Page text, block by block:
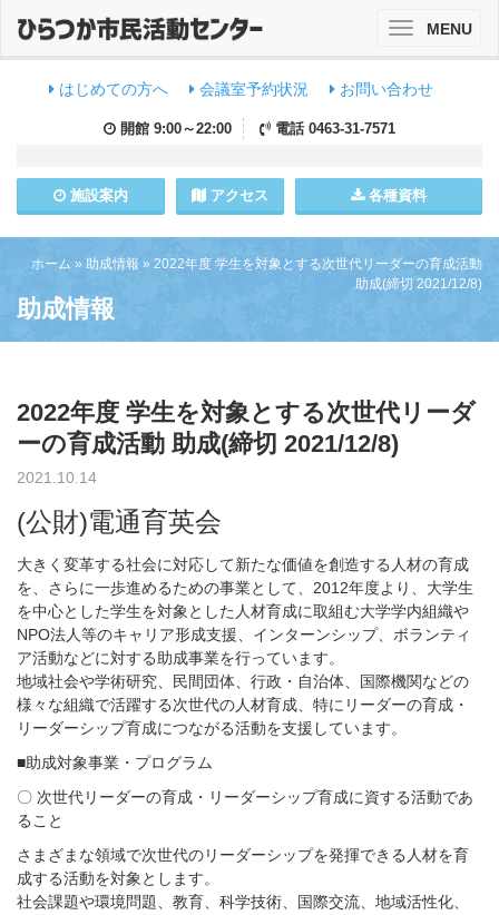
はじめての方へ 会議室予約状況 お問い合わせ
開館 9:00～22:00 電話 0463-31-7571
施設案内 アクセス 各種資料
ToggleMENU
ホーム » 助成情報 » 2022年度 学生を対象とする次世代リーダーの育成活動
助成(締切 2021/12/8)
助成情報
2022年度 学生を対象とする次世代リーダ
ーの育成活動 助成(締切 2021/12/8)
2021.10.14
(公財)電通育英会
大きく変革する社会に対応して新たな価値を創造する人材の育成
を、さらに一歩進めるための事業として、2012年度より、大学生
を中心とした学生を対象とした人材育成に取組む大学学内組織や
NPO法人等のキャリア形成支援、インターンシップ、ボランティ
ア活動などに対する助成事業を行っています。
地域社会や学術研究、民間団体、行政・自治体、国際機関などの
様々な組織で活躍する次世代の人材育成、特にリーダーの育成・
リーダーシップ育成につながる活動を支援しています。
■助成対象事業・プログラム
〇 次世代リーダーの育成・リーダーシップ育成に資する活動であ
ること
さまざまな領域で次世代のリーダーシップを発揮できる人材を育
成する活動を対象とします。
社会課題や環境問題、教育、科学技術、国際交流、地域活性化、